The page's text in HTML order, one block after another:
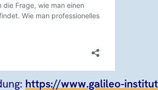
https://www.galileo-